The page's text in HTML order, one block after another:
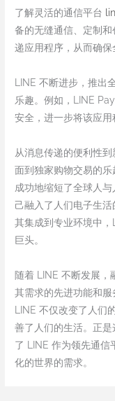
了解灵活的通信平台
备的无缝通信、定制
递应用程序，从而确保
LINE 不断进步，推出
乐趣。例如，LINE
安全，进一步将该应用
从消息传递的便利性
面到独家购物交易的
成功地缩短了全球人
己融入了人们电子生
其集成到专业环境中
巨头。
随着 LINE 不断发展，
其需求的先进功能和服
LINE 不仅改变了人们
善了人们的生活。正
了 LINE 作为领先通信
化的世界的需求。